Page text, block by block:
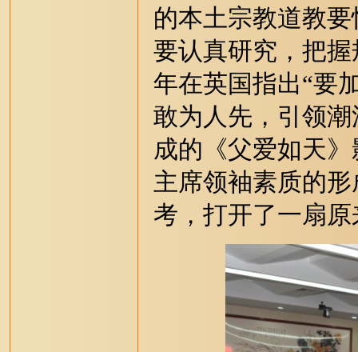
的本土宗教道教
要认真研究，把
年在英国指出“要
敢为人先，引领
成的《父爱如天
主席领袖素质的
考，打开了一扇